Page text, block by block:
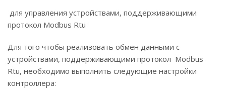
для управления устройствами, поддерживающими
протокол Modbus Rtu
Для того чтобы реализовать обмен данными с
устройствами, поддерживающими протокол Modbus
Rtu, необходимо выполнить следующие настройки
контроллера: